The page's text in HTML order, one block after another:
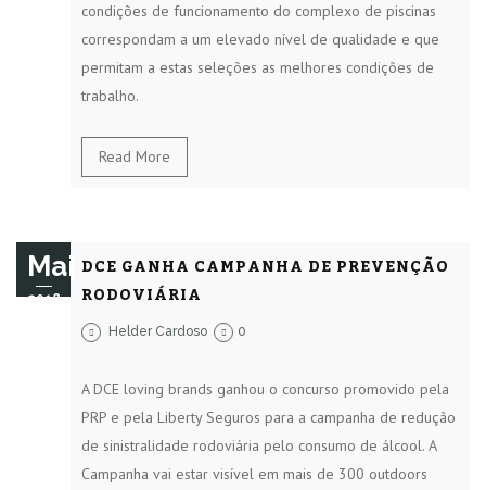
condições de funcionamento do complexo de piscinas
correspondam a um elevado nível de qualidade e que
permitam a estas seleções as melhores condições de
trabalho.
Read More
Mai
2018
DCE GANHA CAMPANHA DE PREVENÇÃO
RODOVIÁRIA
Helder Cardoso 0
A DCE loving brands ganhou o concurso promovido pela
PRP e pela Liberty Seguros para a campanha de redução
de sinistralidade rodoviária pelo consumo de álcool. A
Campanha vai estar visível em mais de 300 outdoors